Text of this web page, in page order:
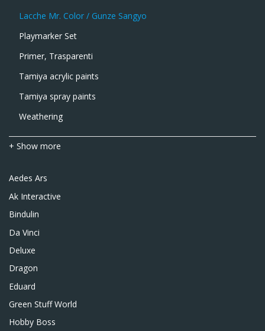
Lacche Mr. Color / Gunze Sangyo
Playmarker Set
Primer, Trasparenti
Tamiya acrylic paints
Tamiya spray paints
Weathering
+ Show more
Aedes Ars
Ak Interactive
Bindulin
Da Vinci
Deluxe
Dragon
Eduard
Green Stuff World
Hobby Boss